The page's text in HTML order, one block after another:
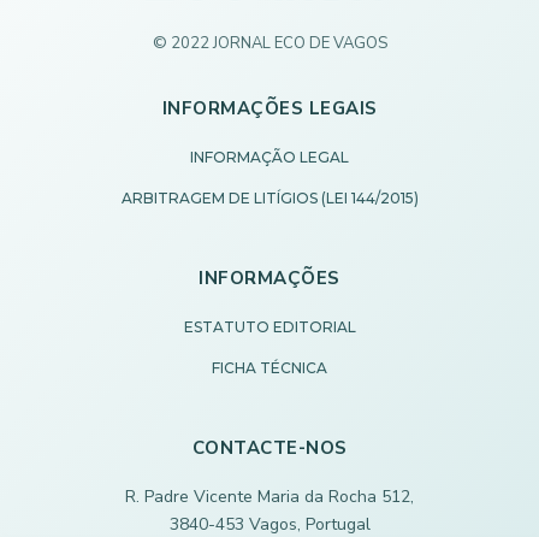
© 2022 JORNAL ECO DE VAGOS
INFORMAÇÕES LEGAIS
INFORMAÇÃO LEGAL
ARBITRAGEM DE LITÍGIOS (LEI 144/2015)
INFORMAÇÕES
ESTATUTO EDITORIAL
FICHA TÉCNICA
CONTACTE-NOS
R. Padre Vicente Maria da Rocha 512,
3840-453 Vagos, Portugal